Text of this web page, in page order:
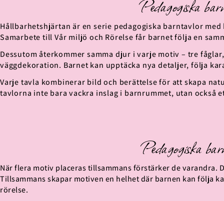
Pedagogiska
Hållbarhetshjärtan är en serie pedagogiska barntavlor
Samarbete till Vår miljö och Rörelse får barnet följa en
Dessutom återkommer samma djur i varje motiv – tre
väggdekoration. Barnet kan upptäcka nya detaljer, följa
Varje tavla kombinerar bild och berättelse för att skapa
tavlorna inte bara vackra inslag i barnrummet, utan
Pedagogiska
När flera motiv placeras tillsammans förstärker de varandra.
Tillsammans skapar motiven en helhet där barnen kan följa
rörelse.